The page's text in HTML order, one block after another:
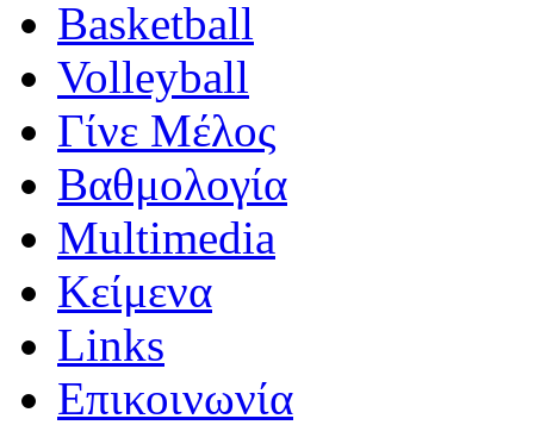
Basketball
Volleyball
Γίνε Μέλος
Βαθμολογία
Multimedia
Κείμενα
Links
Επικοινωνία